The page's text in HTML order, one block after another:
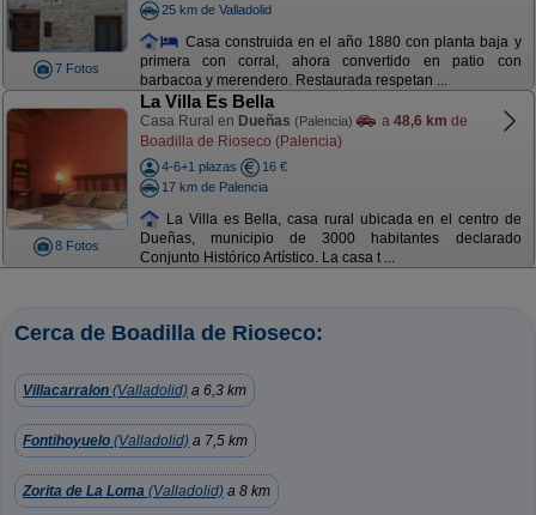
7 Fotos
25 km de Valladolid
Casa construida en el año 1880 con planta baja y
primera con corral, ahora convertido en patio con
barbacoa y merendero. Restaurada respetan ...
8 Fotos
La Villa Es Bella
Casa Rural en Dueñas (Palencia) a 48,6 km de
Boadilla de Rioseco (Palencia)
4-6+1 plazas
16 €
17 km de Palencia
La Villa es Bella, casa rural ubicada en el centro de
Dueñas, municipio de 3000 habitantes declarado
Conjunto Histórico Artístico. La casa t ...
Cerca de Boadilla de Rioseco:
Villacarralon (Valladolid) a 6,3 km
Fontihoyuelo (Valladolid) a 7,5 km
Zorita de La Loma (Valladolid) a 8 km